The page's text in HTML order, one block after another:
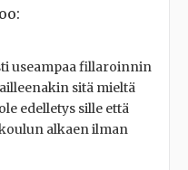
useampaa fillaroinnin
sitä mieltä
edelletys sille että
alkaen ilman